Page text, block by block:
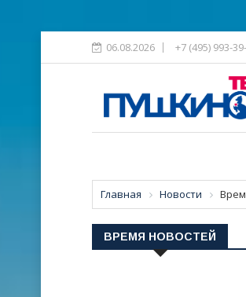
06.08.2026 +7 (495) 993-
Главная Новости
ВРЕМЯ НОВОСТЕЙ